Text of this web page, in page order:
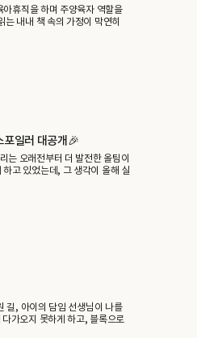
아휴직을 하며 주양육자 역할을
는 내내 책 속의 가정이 막연히
포일러 대공개🎉
는 오래전부터 더 발전한 올팀이
고 있었는데, 그 생각이 올해 실
길, 아이의 담임 선생님이 나를
가오지 못하게 하고, 블록으로